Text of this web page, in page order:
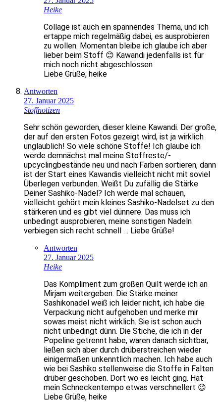
Heike
Collage ist auch ein spannendes Thema, und ich
ertappe mich regelmäßig dabei, es ausprobieren
zu wollen. Momentan bleibe ich glaube ich aber
lieber beim Stoff 😊 Kawandi jedenfalls ist für
mich noch nicht abgeschlossen
Liebe Grüße, heike
Antworten
27. Januar 2025
Stoffnotizen
Sehr schön geworden, dieser kleine Kawandi. Der große,
der auf den ersten Fotos gezeigt wird, ist ja wirklich
unglaublich! So viele schöne Stoffe! Ich glaube ich
werde demnächst mal meine Stoffreste/-
upcyclingbestände neu und nach Farben sortieren, dann
ist der Start eines Kawandis vielleicht nicht mit soviel
Überlegen verbunden. Weißt Du zufällig die Stärke
Deiner Sashiko-Nadel? Ich werde mal schauen,
vielleicht gehört mein kleines Sashiko-Nadelset zu den
stärkeren und es gibt viel dünnere. Das muss ich
unbedingt ausprobieren, meine sonstigen Nadeln
verbiegen sich recht schnell … Liebe Grüße!
Antworten
27. Januar 2025
Heike
Das Kompliment zum großen Quilt werde ich an
Mirjam weitergeben. Die Stärke meiner
Sashikonadel weiß ich leider nicht, ich habe die
Verpackung nicht aufgehoben und merke mir
sowas meist nicht wirklich. Sie ist schon auch
nicht unbedingt dünn. Die Stiche, die ich in der
Popeline getrennt habe, waren danach sichtbar,
ließen sich aber durch drüberstreichen wieder
einigermaßen unkenntlich machen. Ich habe auch
wie bei Sashiko stellenweise die Stoffe in Falten
drüber geschoben. Dort wo es leicht ging. Hat
mein Schneckentempo etwas verschnellert 😉
Liebe Grüße, heike